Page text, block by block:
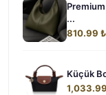
...
810.99 ₺
Küçük